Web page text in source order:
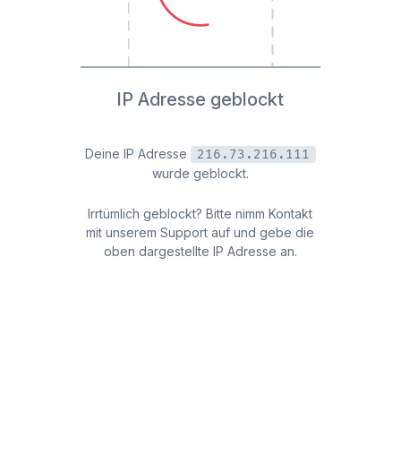
IP Adresse geblockt
Deine IP Adresse
216.73.216.111
wurde geblockt.
Irrtümlich geblockt? Bitte nimm Kontakt
mit unserem Support auf und gebe die
oben dargestellte IP Adresse an.